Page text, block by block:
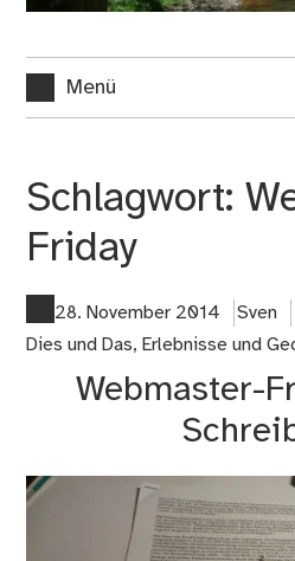
Menü
Schlagwort:
Friday
28. November 2014
Sven
Dies und Das, Erlebnisse und
Webmaster-